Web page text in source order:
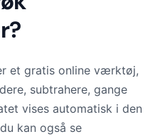
et gratis online værktøj,
subtrahere, gange
vises automatisk i den
kan også se